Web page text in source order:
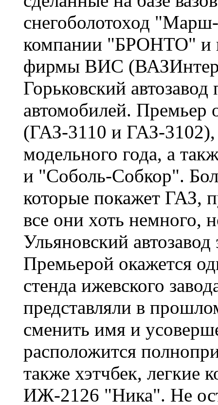
снегоболотоход
компании "БРОНТО" и
фирмы ВИС
Горьковский автозавод
автомобилей.
(ГАЗ-3110 и ГАЗ-3102),
модельного года, а
и "Соболь-Собкор".
которые покажет ГАЗ,
все они хоть немного,
Ульяновский
Премьерой окажется
стенда ижевского
представляли в
сменить имя и
расположится
также хэтчбек,
ИЖ-2126 "Ника". Не